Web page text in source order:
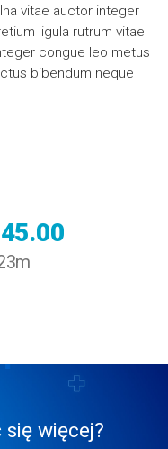
vitae auctor integer
ligula rutrum vitae
congue leo metus
bibendum neque
więcej?